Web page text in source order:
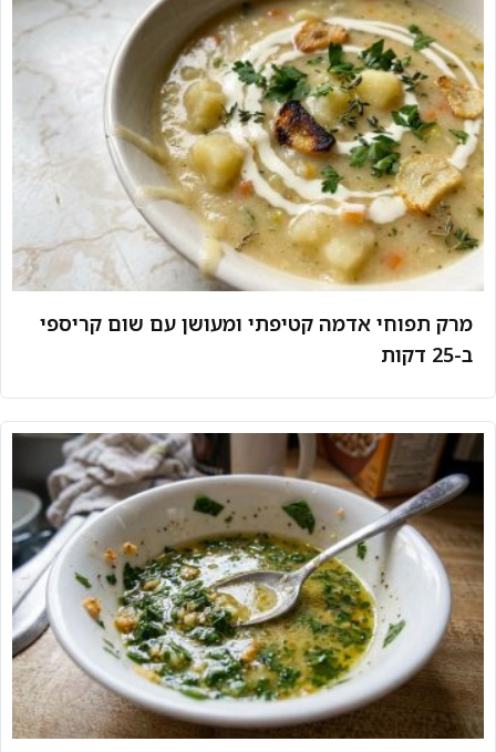
מרק תפוחי אדמה קטיפתי ומעושן עם שום קריספי
ב-25 דקות